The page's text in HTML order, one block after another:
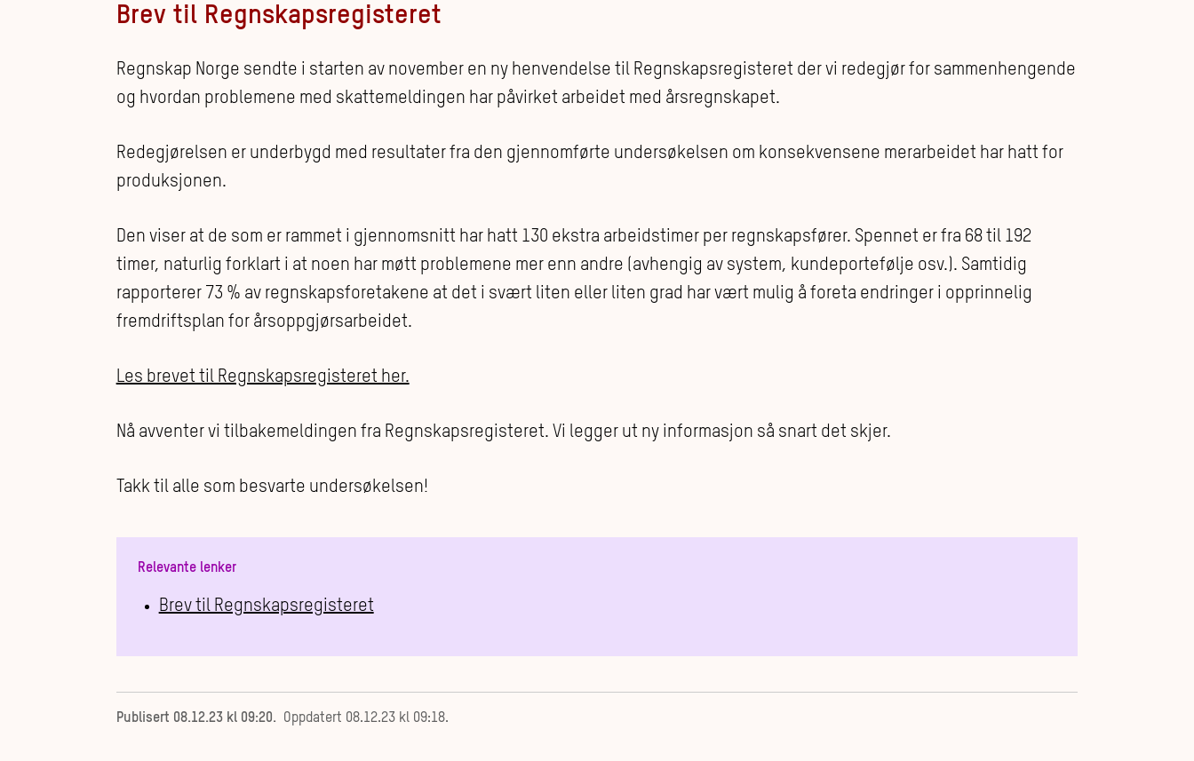
Brev til Regnskapsregisteret
Regnskap Norge sendte i starten av november en ny henvendelse til Regnskapsregisteret der vi redegjør for sammenhengende
og hvordan problemene med skattemeldingen har påvirket arbeidet med årsregnskapet.
Redegjørelsen er underbygd med resultater fra den gjennomførte undersøkelsen om konsekvensene merarbeidet har hatt for
produksjonen.
Den viser at de som er rammet i gjennomsnitt har hatt 130 ekstra arbeidstimer per regnskapsfører. Spennet er fra 68 til 192
timer, naturlig forklart i at noen har møtt problemene mer enn andre (avhengig av system, kundeportefølje osv.). Samtidig
rapporterer 73 % av regnskapsforetakene at det i svært liten eller liten grad har vært mulig å foreta endringer i opprinnelig
fremdriftsplan for årsoppgjørsarbeidet.
Les brevet til Regnskapsregisteret her.
Nå avventer vi tilbakemeldingen fra Regnskapsregisteret. Vi legger ut ny informasjon så snart det skjer.
Takk til alle som besvarte undersøkelsen!
Relevante lenker
Brev til Regnskapsregisteret
Publisert 08.12.23 kl 09:20. Oppdatert 08.12.23 kl 09:18.